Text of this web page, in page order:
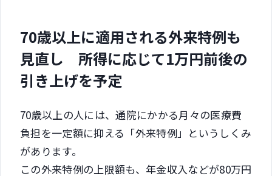
70歳以上に適用される外来特例も
見直し 所得に応じて1万円前後の
引き上げを予定
70歳以上の人には、通院にかかる月々の医療費
負担を一定額に抑える「外来特例」というしくみ
があります。
この外来特例の上限額も、年金収入などが80万円